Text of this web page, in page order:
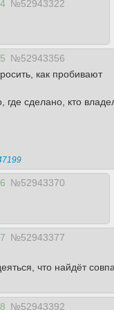
№52943322
№52943356
как пробивают
сделано, кто
№52943370
№52943377
что найдёт
№52943392